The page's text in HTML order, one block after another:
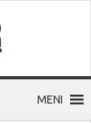
MENI